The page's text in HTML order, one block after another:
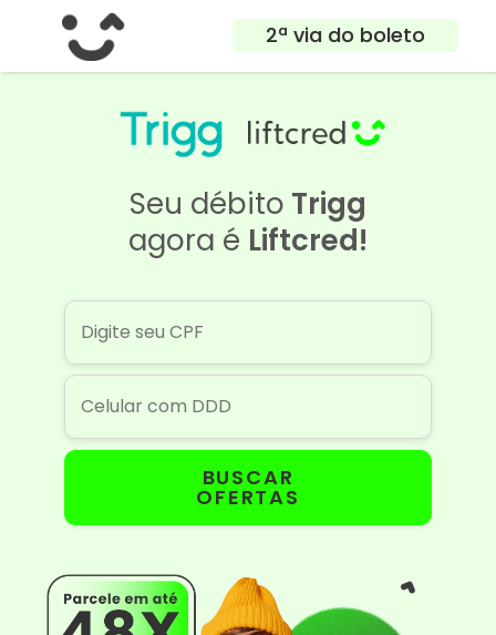
2ª via do boleto
Seu débito Trigg
agora é Liftcred!
BUSCAR
OFERTAS